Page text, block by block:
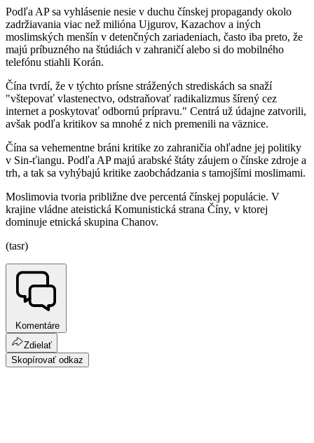
Podľa AP sa vyhlásenie nesie v duchu čínskej propagandy okolo
zadržiavania viac než milióna Ujgurov, Kazachov a iných
moslimských menšín v detenčných zariadeniach, často iba preto, že
majú príbuzného na štúdiách v zahraničí alebo si do mobilného
telefónu stiahli Korán.
Čína tvrdí, že v týchto prísne strážených strediskách sa snaží
"vštepovať vlastenectvo, odstraňovať radikalizmus šírený cez
internet a poskytovať odbornú prípravu." Centrá už údajne zatvorili,
avšak podľa kritikov sa mnohé z nich premenili na väznice.
Čína sa vehementne bráni kritike zo zahraničia ohľadne jej politiky
v Sin-ťiangu. Podľa AP majú arabské štáty záujem o čínske zdroje a
trh, a tak sa vyhýbajú kritike zaobchádzania s tamojšími moslimami.
Moslimovia tvoria približne dve percentá čínskej populácie. V
krajine vládne ateistická Komunistická strana Číny, v ktorej
dominuje etnická skupina Chanov.
(tasr)
Komentáre
Zdielať
Skopírovať odkaz